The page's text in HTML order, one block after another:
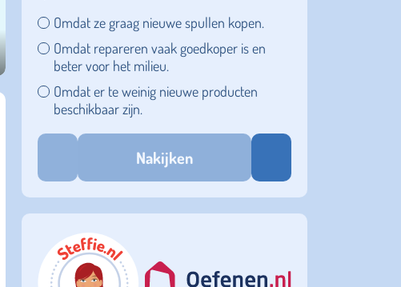
Omdat ze graag nieuwe spullen kopen.
Omdat repareren vaak goedkoper is en
beter voor het milieu.
Omdat er te weinig nieuwe producten
beschikbaar zijn.
Nakijken